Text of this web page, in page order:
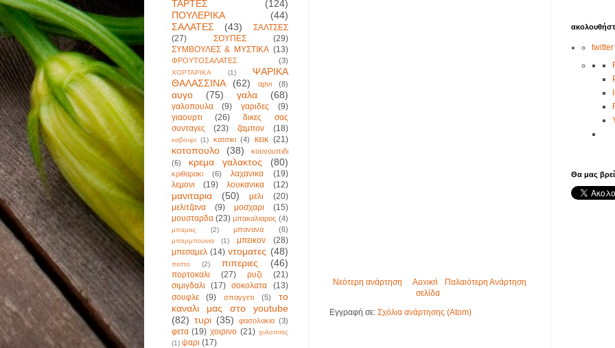
Νεότερη ανάρτηση Παλαιότερη Ανάρτηση
Αρχική
σελίδα
Εγγραφή σε: Σχόλια ανάρτησης (Atom)
ΤΑΡΤΕΣ
(124)
ΠΟΥΛΕΡΙΚΑ
(44)
ΣΑΛΑΤΕΣ
(43)
ΣΑΛΤΣΕΣ
(27)
ΣΟΥΠΕΣ
(29)
ΣΥΜΒΟΥΛΕΣ & ΜΥΣΤΙΚΑ (13)
ΦΡΟΥΤΟΣΑΛΑΤΕΣ (3)
ΧΟΡΤΑΡΙΚΑ (1)
ΨΑΡΙΚΑ
ΘΑΛΑΣΣΙΝΑ
(62) αρνι (8)
αυγο (75) γαλα (68)
γαλοπουλα (9) γαριδες
(9)
γιαουρτι
(26)
δικες σας
συνταγες
(23) ζαμπον (18)
καβουρι (1) κατσικι (4) κεικ (21)
κοτοπουλο (38)
κουνουπιδι
(6)
κρεμα γαλακτος (80)
κριθαρακι (6) λαχανικα
(19)
λεμονι
(19) λουκανικα (12)
μανιταρια (50) μελι
(20)
μελιτζανα
(9) μοσχαρι
(15)
μουσταρδα (23) μπακαλιαρος (4)
μπαμιες (2) μπανανα (6)
μπαρμπουνια (1) μπεικον
(28)
μπεσαμελ (14) ντοματες (48)
πεστο (2) πιπεριες (46)
πορτοκαλι (27) ρυζι
(21)
σιμιγδαλι
(17) σοκολατα
(13)
σουφλε
(9) σπαγγετι (5)
το
καναλι μας στο youtube
(82) τυρι (35) φασολακια (3)
φετα (19) χοιρινο (21) χυλοπιτες
(1) ψαρι (17)
twitter
Θα μας